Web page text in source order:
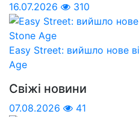
16.07.2026
310
Easy Street: вийшло нове
Age
Свіжі новини
07.08.2026 41